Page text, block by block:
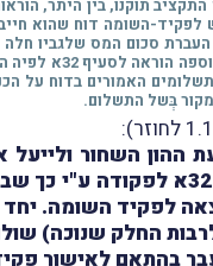
ההון השחור
באמצעות תיקון סעיף
לפקיד השומה.
החלק שנוכה)
לאישור פקיד שומה לפי